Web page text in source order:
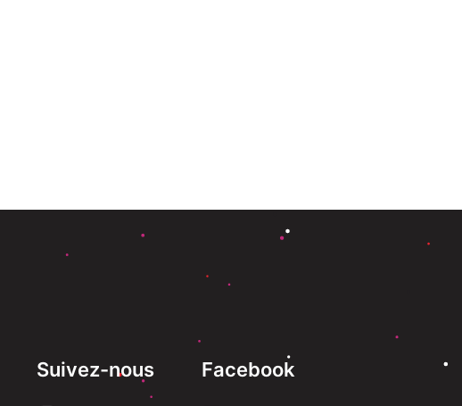
Facebook
Suivez-nous